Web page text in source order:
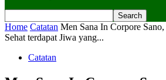
Home Catatan Men Sana In Corpore
Sehat terdapat Jiwa yang...
Catatan